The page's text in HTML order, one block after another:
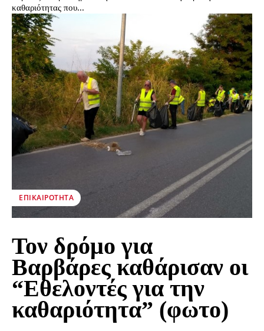
καθαριότητας που...
ΕΠΙΚΑΙΡΌΤΗΤΑ
Τον δρόμο για
Βαρβάρες καθάρισαν οι
“Εθελοντές για την
καθαριότητα” (φωτο)